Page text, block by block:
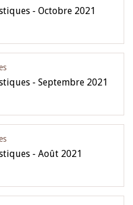
- Octobre 2021
- Septembre 2021
- Août 2021